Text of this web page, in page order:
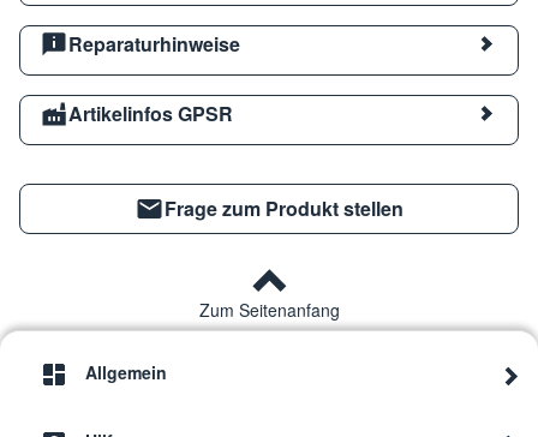
Reparaturhinweise
Artikelinfos GPSR
Frage zum Produkt stellen
Zum Seitenanfang
Allgemein